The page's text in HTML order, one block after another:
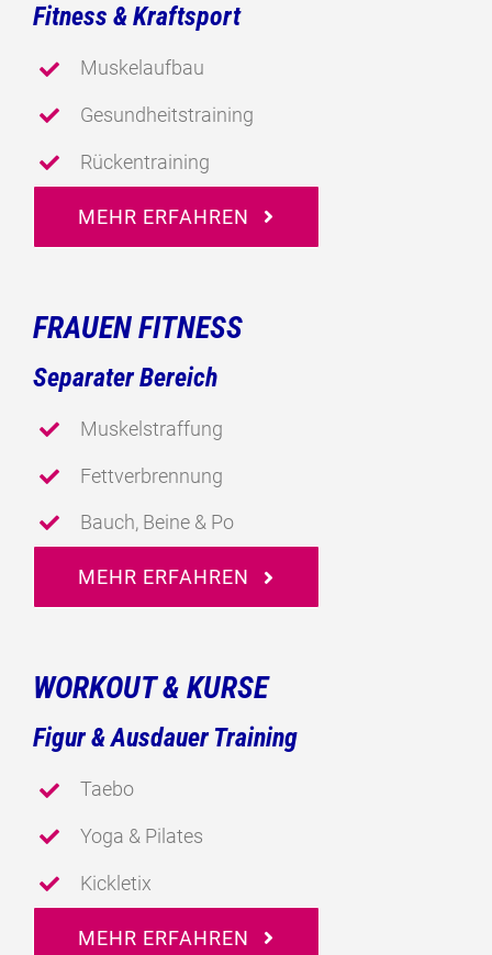
Fitness & Kraftsport
Muskelaufbau
Gesundheitstraining
Rückentraining
MEHR ERFAHREN
FRAUEN FITNESS
Separater Bereich
Muskelstraffung
Fettverbrennung
Bauch, Beine & Po
MEHR ERFAHREN
WORKOUT & KURSE
Figur & Ausdauer Training
Taebo
Yoga & Pilates
Kickletix
MEHR ERFAHREN